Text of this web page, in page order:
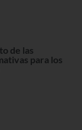
de las
para los